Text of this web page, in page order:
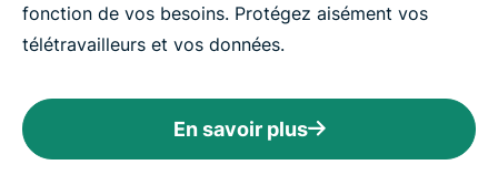
fonction de vos besoins. Protégez aisément vos
télétravailleurs et vos données.
En savoir plus